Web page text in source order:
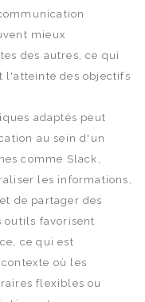
mieux
des autres, ce qui
l'atteinte des objectifs
adaptés peut
au sein d'un
comme Slack,
les informations,
de partager des
outils favorisent
ce qui est
où les
flexibles ou